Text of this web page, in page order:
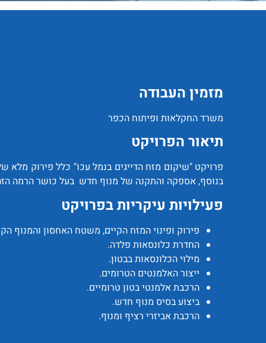
מזמין העבודה
משרד החקלאות ופיתוח הכפר
תיאור הפרויקט
פרויקט "שיקום מזח הדייגים בנמל עכו" כלל פירוק מלא
בנוסף, אספקה והתקנה של מנוף חדש בעל כושר הרמה הזה
פעילויות עיקריות בפרויקט
פירוק ופינוי המזח הקיים, משטח האחסון והמנוף
החדרת כלונסאות פלדה.
מילוי הכלונסאות בבטון.
ייצור האלמנטים הטרומים.
הרכבת אלמנטי בטון טרומיים.
ביצוע בסיס מנוף חדש.
הרכבת אביזרי רציף ומנוף.